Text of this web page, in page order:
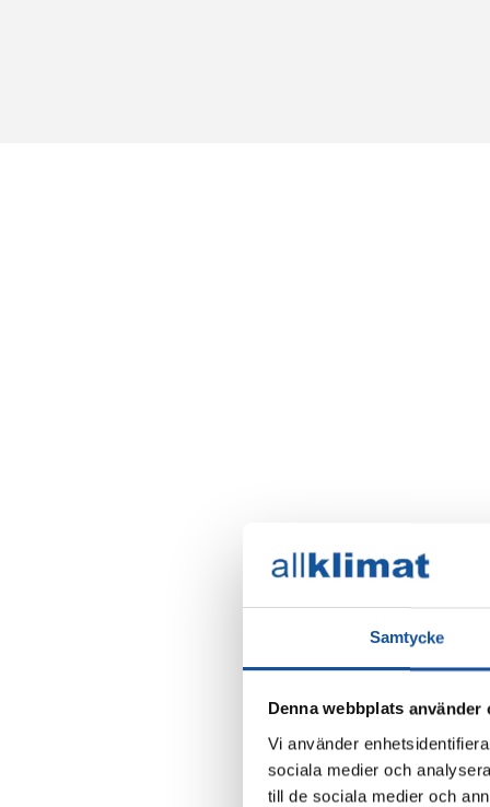
Samtycke
Denna webbplats använder
Vi använder
sociala medier och
till de sociala medier och